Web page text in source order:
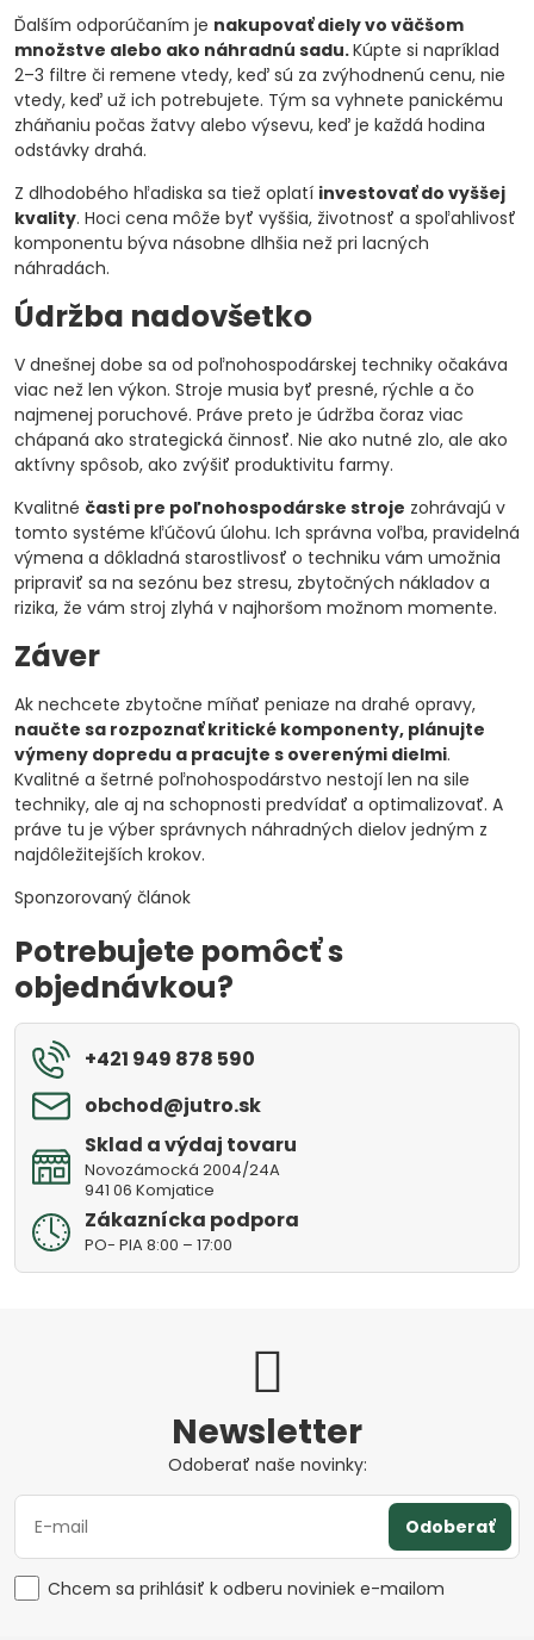
Ďalším odporúčaním je nakupovať diely vo väčšom
množstve alebo ako náhradnú sadu.Kúpte si napríklad
2–3 filtre či remene vtedy, keď sú za zvýhodnenú cenu, nie
vtedy, keď už ich potrebujete. Tým sa vyhnete panickému
zháňaniu počas žatvy alebo výsevu, keď je každá hodina
odstávky drahá.
Z dlhodobého hľadiska sa tiež oplatí investovať do vyššej
kvality. Hoci cena môže byť vyššia, životnosť a spoľahlivosť
komponentu býva násobne dlhšia než pri lacných
náhradách.
Údržba nadovšetko
V dnešnej dobe sa od poľnohospodárskej techniky očakáva
viac než len výkon. Stroje musia byť presné, rýchle a čo
najmenej poruchové. Práve preto je údržba čoraz viac
chápaná ako strategická činnosť. Nie ako nutné zlo, ale ako
aktívny spôsob, ako zvýšiť produktivitu farmy.
Kvalitné časti pre poľnohospodárske stroje zohrávajú v
tomto systéme kľúčovú úlohu. Ich správna voľba, pravidelná
výmena a dôkladná starostlivosť o techniku vám umožnia
pripraviť sa na sezónu bez stresu, zbytočných nákladov a
rizika, že vám stroj zlyhá v najhoršom možnom momente.
Záver
Ak nechcete zbytočne míňať peniaze na drahé opravy,
naučte sa rozpoznať kritické komponenty, plánujte
výmeny dopredu a pracujte s overenými dielmi.
Kvalitné a šetrné poľnohospodárstvo nestojí len na sile
techniky, ale aj na schopnosti predvídať a optimalizovať. A
práve tu je výber správnych náhradných dielov jedným z
najdôležitejších krokov.
Sponzorovaný článok
Potrebujete pomôcť s
objednávkou?
+421 949 878 590
obchod​@jutro​.sk
Sklad a výdaj tovaru
Novozámocká 2004/24A
941 06 Komjatice
Zákaznícka podpora
PO- PIA 8:00 – 17:00
Newsletter
Odoberať naše novinky:
Odoberať
Chcem sa prihlásiť k odberu noviniek e-mailom